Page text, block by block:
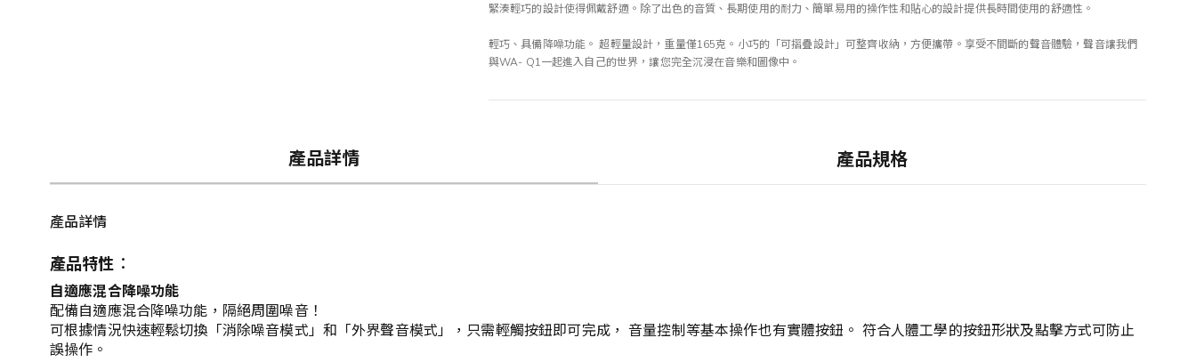
緊湊輕巧的設計使得佩戴舒適。除了出色的音質、長期使用的耐力、簡單易用的操作性和貼心的設計提供長時間使用的舒適性。
輕巧、具備降噪功能。 超輕量設計，重量僅165克。小巧的「可摺疊設計」可整齊收納，方便攜帶。享受不間斷的聲音體驗，聲音讓我們
與WA- Q1一起進入自己的世界，讓您完全沉浸在音樂和圖像中。
產品詳情 產品規格
產品詳情
產品特性︰
自適應混合降噪功能
配備自適應混合降噪功能，隔絕周圍噪音！
可根據情況快速輕鬆切換「消除噪音模式」和「外界聲音模式」，只需輕觸按鈕即可完成， 音量控制等基本操作也有實體按鈕。 符合人體工學的按鈕形狀及點擊方式可防止
誤操作。